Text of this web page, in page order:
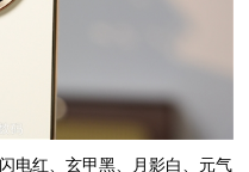
电红、玄甲黑、月影白、元气